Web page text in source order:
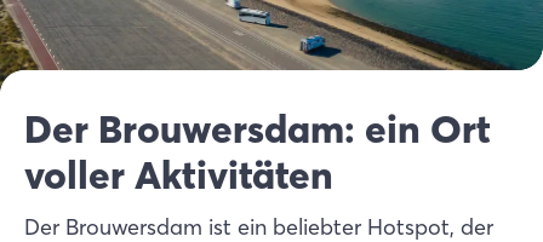
Art der Unterkünft
Alle Arten
2 Gäste
Der Brouwersdam: ein Ort
voller Aktivitäten
Der Brouwersdam ist ein beliebter Hotspot, der